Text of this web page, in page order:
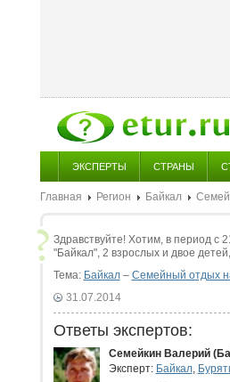
ЭКСПЕРТЫ СТРАНЫ
Главная Регион Байкал
Здравствуйте! Хотим, в период с
"Байкал", 2 взрослых и двое
Тема: Байкал– Семейный отдых
31.07.2014
Ответы экспертов:
Семейкин Валерий
Эксперт: Байкал,